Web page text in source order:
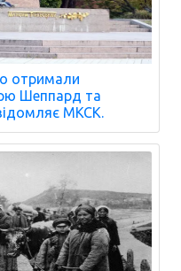
отримали
Шеппард та
МКСК.